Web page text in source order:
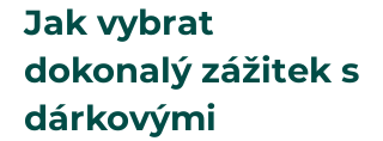
Jak vybrat
dokonalý zážitek s
dárkovými